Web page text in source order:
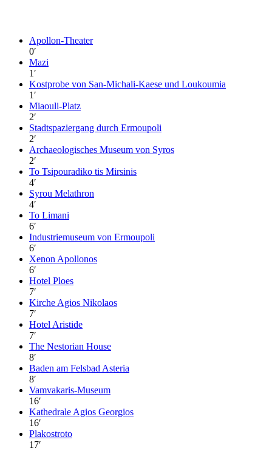
Apollon-Theater
0′
Mazi
1′
Kostprobe von San-Michali-Kaese und Loukoumia
1′
Miaouli-Platz
2′
Stadtspaziergang durch Ermoupoli
2′
Archaeologisches Museum von Syros
2′
To Tsipouradiko tis Mirsinis
4′
Syrou Melathron
4′
To Limani
6′
Industriemuseum von Ermoupoli
6′
Xenon Apollonos
6′
Hotel Ploes
7′
Kirche Agios Nikolaos
7′
Hotel Aristide
7′
The Nestorian House
8′
Baden am Felsbad Asteria
8′
Vamvakaris-Museum
16′
Kathedrale Agios Georgios
16′
Plakostroto
17′